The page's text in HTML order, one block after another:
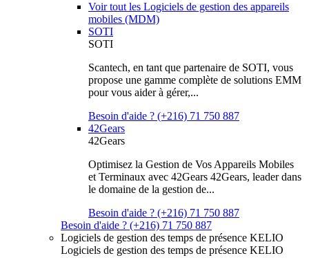
Voir tout les Logiciels de gestion des appareils
mobiles (MDM)
SOTI
SOTI
Scantech, en tant que partenaire de SOTI, vous
propose une gamme complète de solutions EMM
pour vous aider à gérer,...
Besoin d'aide ? (+216) 71 750 887
42Gears
42Gears
Optimisez la Gestion de Vos Appareils Mobiles
et Terminaux avec 42Gears 42Gears, leader dans
le domaine de la gestion de...
Besoin d'aide ? (+216) 71 750 887
Besoin d'aide ? (+216) 71 750 887
Logiciels de gestion des temps de présence KELIO
Logiciels de gestion des temps de présence KELIO